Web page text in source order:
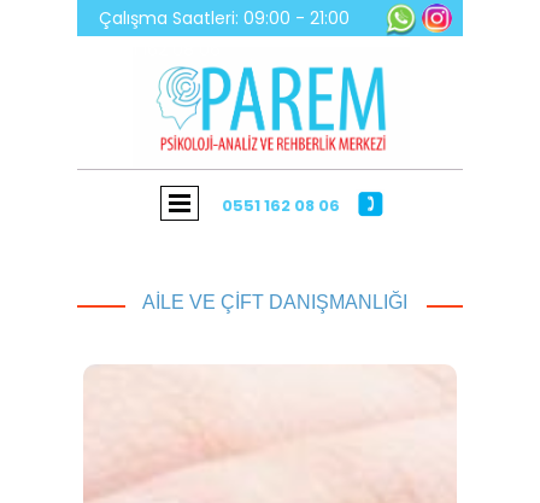
Çalışma Saatleri: 09:00 - 21:00
0551 162 08 06
AILE VE ÇIFT DANIŞMANLIĞI